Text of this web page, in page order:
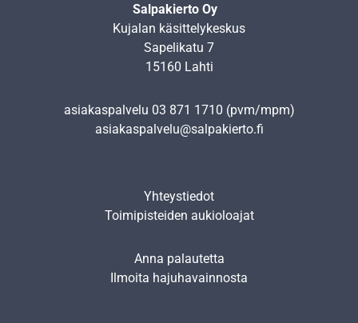
Salpakierto Oy
Kujalan käsittelykeskus
Sapelikatu 7
15160 Lahti
asiakaspalvelu 03 871 1710 (pvm/mpm)
asiakaspalvelu@salpakierto.fi
Yhteystiedot
Toimipisteiden aukioloajat
Anna palautetta
Ilmoita hajuhavainnosta